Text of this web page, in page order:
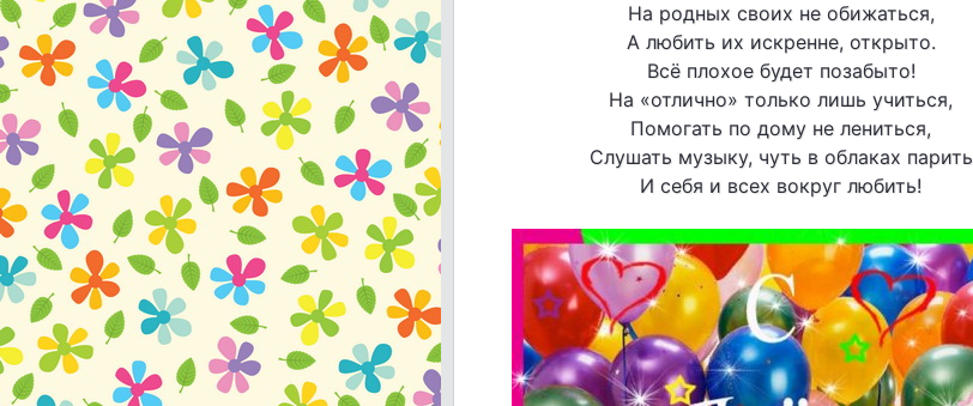
На родных своих не обижаться,
А любить их искренне, открыто.
Всё плохое будет позабыто!
На «отлично» только лишь учиться,
Помогать по дому не лениться,
Слушать музыку, чуть в облаках парить
И себя и всех вокруг любить!